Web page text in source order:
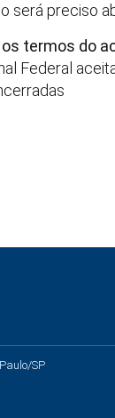
será preciso
termos do
Federal
SP